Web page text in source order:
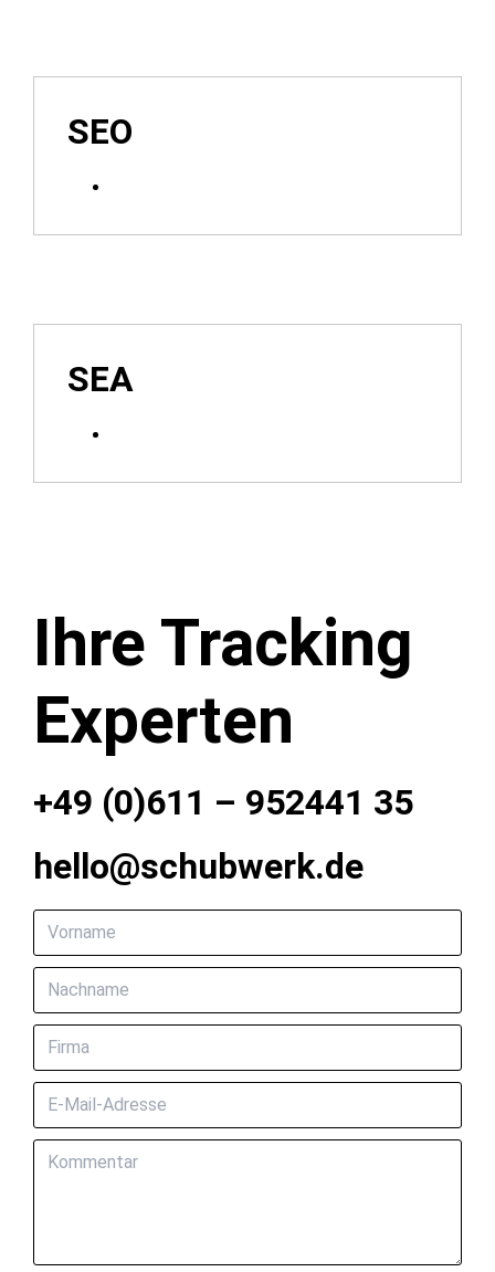
SEO
SEA
Ihre Tracking
Experten
+49 (0)611 – 952441 35
hello@schubwerk.de